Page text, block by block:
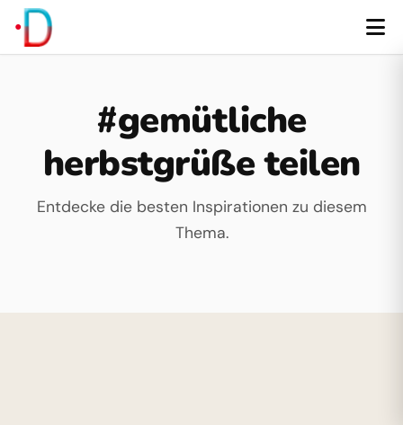
#gemütliche
herbstgrüße teilen
Entdecke die besten Inspirationen zu diesem
Thema.